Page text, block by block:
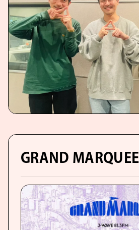
GRAND MARQUEE